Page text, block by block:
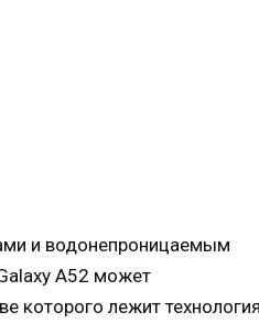
и водонепроницаемым
A52 может
которого лежит технология